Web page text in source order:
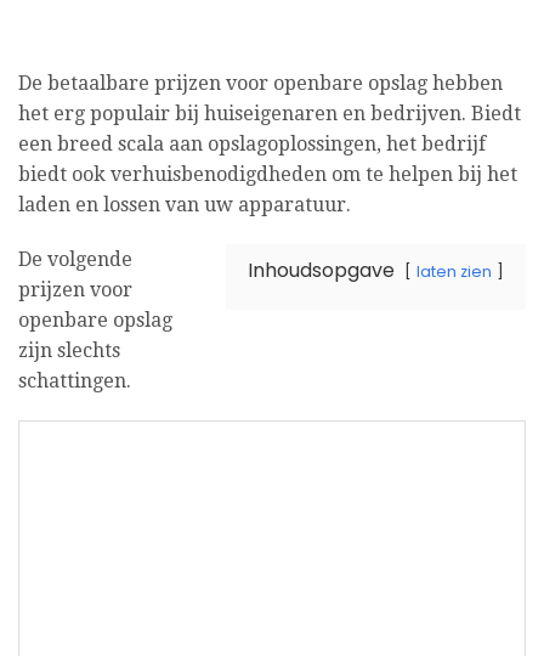
De betaalbare prijzen voor openbare opslag hebben
het erg populair bij huiseigenaren en bedrijven. Biedt
een breed scala aan opslagoplossingen, het bedrijf
biedt ook verhuisbenodigdheden om te helpen bij het
laden en lossen van uw apparatuur.
Inhoudsopgave laten zien
De volgende
prijzen voor
openbare opslag
zijn slechts
schattingen.